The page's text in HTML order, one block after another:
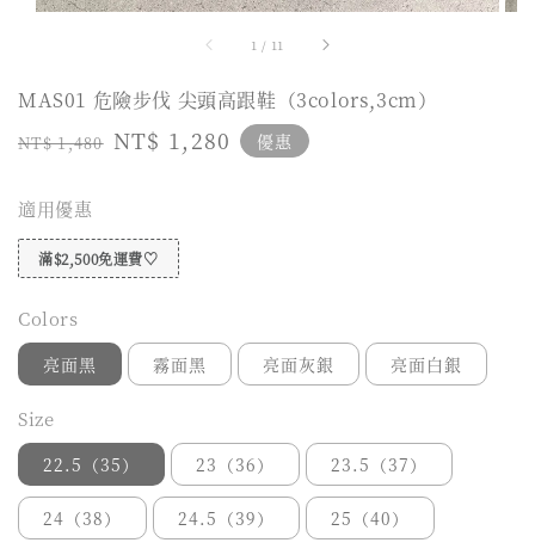
1 / 11
MAS01 危險步伐 尖頭高跟鞋（3colors,3cm）
Regular
NT$ 1,480 Sale
NT$ 1,280 優惠
適用優惠
滿$2,500免運費♡
Colors
亮面黑 霧面黑 亮面灰銀 亮面白銀
Size
22.5（35） 23（36） 23.5（37）
24（38） 24.5（39） 25（40）